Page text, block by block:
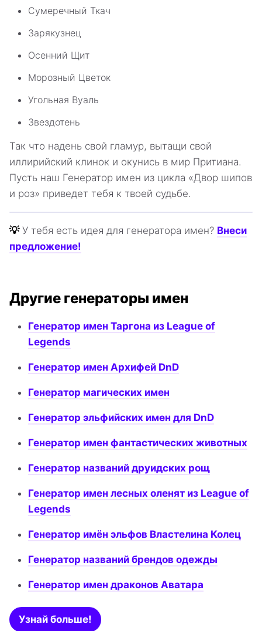
Сумеречный Ткач
Зарякузнец
Осенний Щит
Морозный Цветок
Угольная Вуаль
Звездотень
Так что надень свой гламур, вытащи свой
иллирийский клинок и окунись в мир Притиана.
Пусть наш Генератор имен из цикла «Двор шипов
и роз» приведет тебя к твоей судьбе.
💡 У тебя есть идея для генератора имен? Внеси
предложение!
Другие генераторы имен
Генератор имен Таргона из League of
Legends
Генератор имен Архифей DnD
Генератор магических имен
Генератор эльфийских имен для DnD
Генератор имен фантастических животных
Генератор названий друидских рощ
Генератор имен лесных оленят из League of
Legends
Генератор имён эльфов Властелина Колец
Генератор названий брендов одежды
Генератор имен драконов Аватара
Узнай больше!